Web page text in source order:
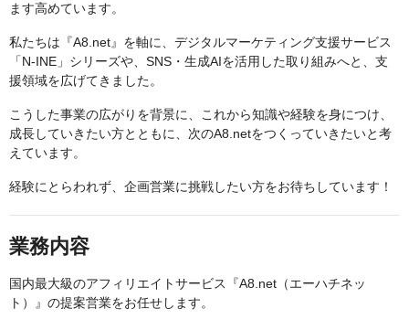
ます高めています。
私たちは『A8.net』を軸に、デジタルマーケティング支援サービス
「N-INE」シリーズや、SNS・生成AIを活用した取り組みへと、支
援領域を広げてきました。
こうした事業の広がりを背景に、これから知識や経験を身につけ、
成長していきたい方とともに、次のA8.netをつくっていきたいと考
えています。
経験にとらわれず、企画営業に挑戦したい方をお待ちしています！
業務内容
国内最大級のアフィリエイトサービス『A8.net（エーハチネッ
ト）』の提案営業をお任せします。